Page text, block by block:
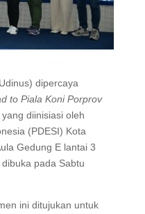
dipercaya
to Piala Koni Porprov
diinisiasi oleh
(PDESI) Kota
Gedung E lantai 3
pada Sabtu
ini ditujukan untuk